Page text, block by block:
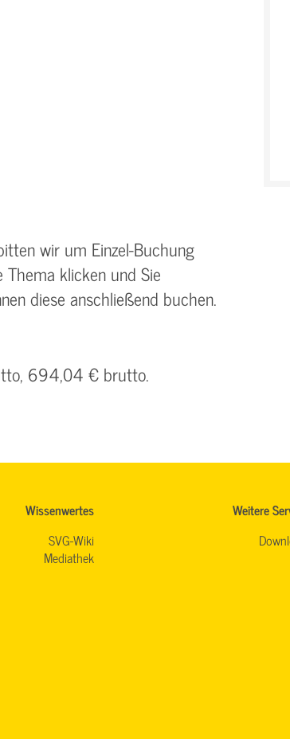
wir um Einzel-Buchung
klicken und Sie
diese anschließend buchen.
694,04 € brutto.
Wissenwertes
SVG-Wiki
Mediathek
Weitere